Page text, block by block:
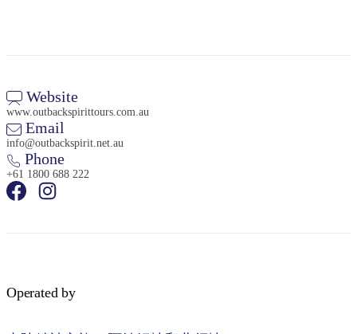
Website
www.outbackspirittours.com.au
Email
info@outbackspirit.net.au
Phone
+61 1800 688 222
Operated by